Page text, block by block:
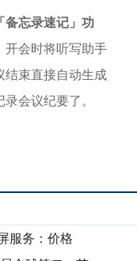
备忘录速记」功
开会时将听写助手
结束直接自动生成
会议纪要了。
服务：价格